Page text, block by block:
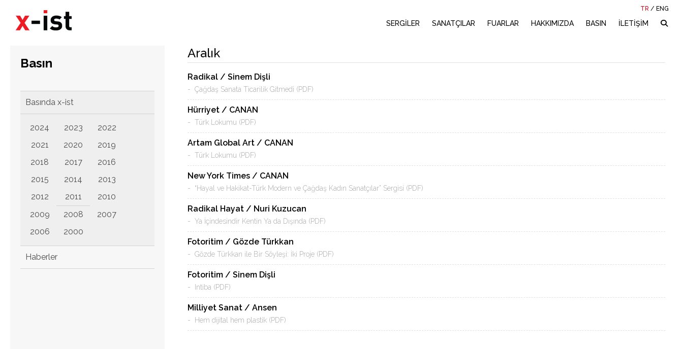
TR / ENG
SERGİLER SANATÇILAR FUARLAR HAKKIMIZDA BASIN İLETİŞİM
Basın
Basında x-ist
2024 2023
2022
2021
2020
2019
2018
2017
2016
2015
2014
2013
2012
2011
2010
2009
2008
2007
2006
2000
Haberler
Aralık
Radikal / Sinem Dişli
- Çağdaş Sanata Ticarilik Gitmedi (PDF)
Hürriyet / CANAN
- Türk Lokumu (PDF)
Artam Global Art / CANAN
- Türk Lokumu (PDF)
New York Times / CANAN
- “Hayal ve Hakikat-Türk Modern ve Çağdaş Kadın Sanatçılar” Sergisi (PDF)
Radikal Hayat / Nuri Kuzucan
- Ya İçindesindir Kentin Ya da Dışında (PDF)
Fotoritim / Gözde Türkkan
- Gözde Türkkan ile Bir Söyleşi: İki Proje (PDF)
Fotoritim / Sinem Dişli
- Intiba (PDF)
Milliyet Sanat / Ansen
- Hem dijital hem plastik (PDF)